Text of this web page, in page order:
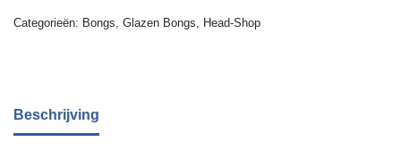
Categorieën: Bongs, Glazen Bongs, Head-Shop
Beschrijving